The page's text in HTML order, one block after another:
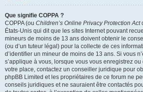
Que signifie COPPA ?
COPPA (ou Children’s Online Privacy Protection Act
États-Unis qui dit que les sites Internet pouvant
mineurs de moins de 13 ans doivent obtenir le
(ou d’un tuteur légal) pour la collecte de ces
d’identifier un mineur de moins de 13 ans. Si vous
s’applique à vous, lorsque vous vous enregistrez ou
votre place, contactez un conseiller juridique pour
phpBB Limited et les propriétaires de ce forum ne
conseils juridiques et ne sauraient être contactés